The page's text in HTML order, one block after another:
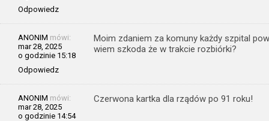
Odpowiedz
ANONIM mówi:
mar 28, 2025
o godzinie 15:18
Odpowiedz
Moim zdaniem za komuny każdy szpital
wiem szkoda że w trakcie rozbiórki?
ANONIM mówi:
mar 28, 2025
o godzinie 14:54
Czerwona kartka dla rządów po 91 roku!